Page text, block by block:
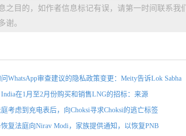
目的，如作者信息标记有误，请第一时间联系我们
谢。
WhatsApp审查建议的隐私政策变更：Meity告诉Lok Sabha
在1月至2月份购买和销售LNG的招标：来源
考虑到充电表后，向Choksi寻求Choksi的逃亡标签
复法庭向Nirav Modi，家族提供通知，以恢复PNB